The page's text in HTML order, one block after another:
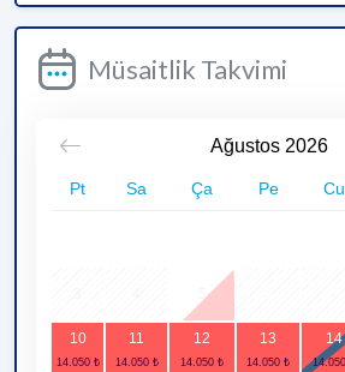
Müsaitlik Takvimi
Ağustos 2026
Pt Sa Ça Pe Cu
5
10 11 12 13 14